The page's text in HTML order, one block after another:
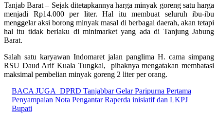
Tanjab Barat – Sejak ditetapkannya harga minyak goreng satu harga
menjadi Rp14.000 per liter. Hal itu membuat seluruh ibu-ibu
menggelar aksi borong minyak masal di berbagai daerah, akan tetapi
hal itu tidak berlaku di minimarket yang ada di Tanjung Jabung
Barat.
Salah satu karyawan Indomaret jalan panglima H. cama simpang
RSU Daud Arif Kuala Tungkal, pihaknya mengatakan membatasi
maksimal pembelian minyak goreng 2 liter per orang.
BACA JUGA DPRD Tanjabbar Gelar Paripurna Pertama
Penyampaian Nota Pengantar Raperda inisiatif dan LKPJ
Bupati